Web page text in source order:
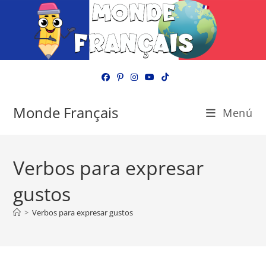
Monde Français Menú
Verbos para expresar
gustos
> Verbos para expresar gustos